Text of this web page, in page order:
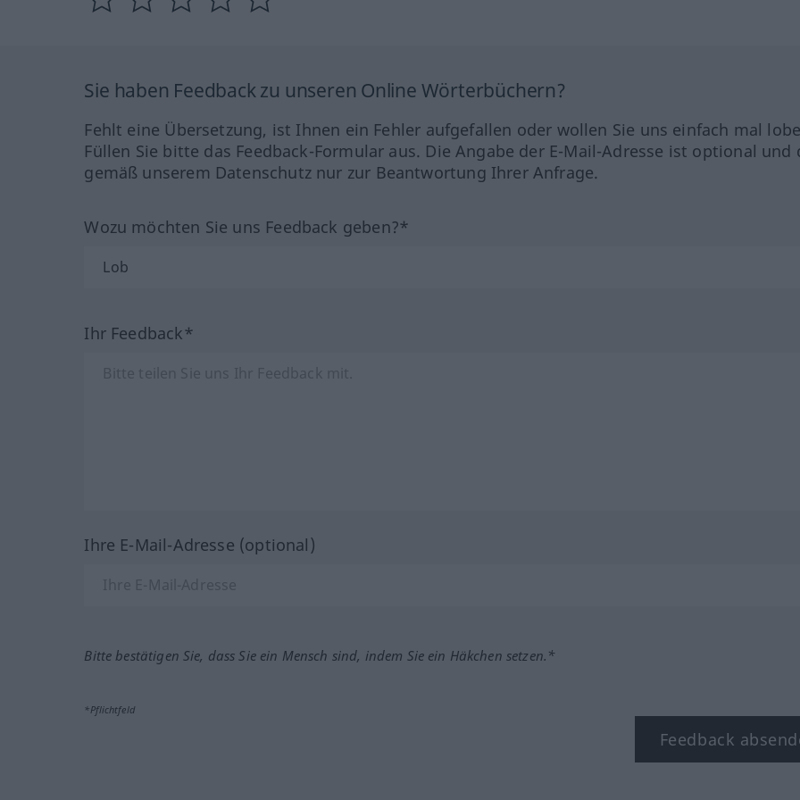
Sie haben Feedback zu unseren Online Wörterbüchern?
Fehlt eine Übersetzung, ist Ihnen ein Fehler aufgefallen oder wollen Sie uns einfach mal
Füllen Sie bitte das Feedback-Formular aus. Die Angabe der E-Mail-Adresse ist optional und
gemäß unserem Datenschutz nur zur Beantwortung Ihrer Anfrage.
Wozu möchten Sie uns Feedback geben?*
Ihr Feedback*
Ihre E-Mail-Adresse (optional)
Bitte bestätigen Sie, dass Sie ein Mensch sind, indem Sie ein Häkchen setzen.*
*Pflichtfeld
Feedback